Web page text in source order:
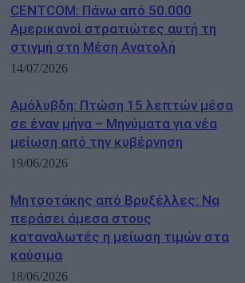
CENTCOM: Πάνω από 50.000
Αμερικανοί στρατιώτες αυτή τη
στιγμή στη Μέση Ανατολή
14/07/2026
Αμόλυβδη: Πτώση 15 λεπτών μέσα
σε έναν μήνα – Μηνύματα για νέα
μείωση από την κυβέρνηση
19/06/2026
Μητσοτάκης από Βρυξέλλες: Να
περάσει άμεσα στους
καταναλωτές η μείωση τιμών στα
καύσιμα
18/06/2026